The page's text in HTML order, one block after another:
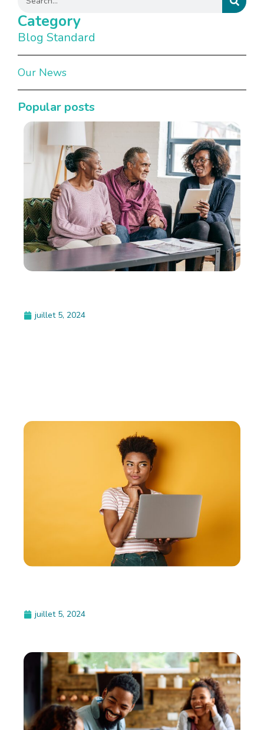
Category
Blog Standard
Our News
Popular posts
juillet 5, 2024
juillet 5, 2024